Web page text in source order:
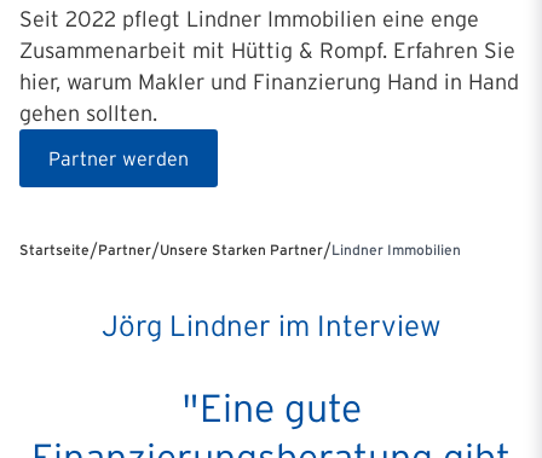
Seit 2022 pflegt Lindner Immobilien eine enge
Zusammenarbeit mit Hüttig & Rompf. Erfahren Sie
hier, warum Makler und Finanzierung Hand in Hand
gehen sollten.
Partner werden
Startseite/Partner/Unsere Starken Partner/Lindner Immobilien
Jörg Lindner im Interview
"Eine gute